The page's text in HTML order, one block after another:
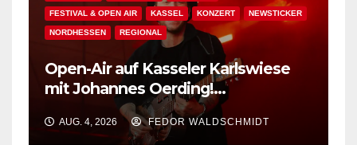
FESTIVAL & OPEN AIR KASSEL KONZERT NEWSTICKER
NORDHESSEN REGIONAL
Open-Air auf Kasseler Karlswiese
mit Johannes Oerding!
Zusatzkontingent an Tickets
erhältlich!
AUG. 4, 2026 FEDOR WALDSCHMIDT